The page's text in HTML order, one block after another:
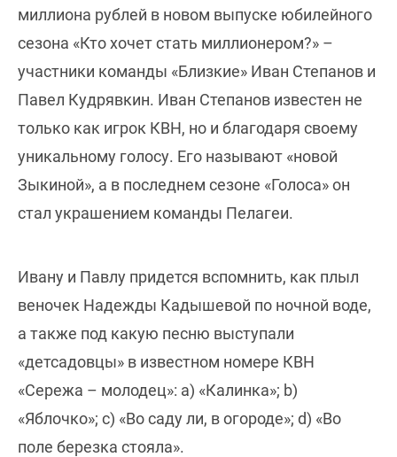
миллиона рублей в новом выпуске юбилейного
сезона «Кто хочет стать миллионером?» –
участники команды «Близкие» Иван Степанов и
Павел Кудрявкин. Иван Степанов известен не
только как игрок КВН, но и благодаря своему
уникальному голосу. Его называют «новой
Зыкиной», а в последнем сезоне «Голоса» он
стал украшением команды Пелагеи.
Ивану и Павлу придется вспомнить, как плыл
веночек Надежды Кадышевой по ночной воде,
а также под какую песню выступали
«детсадовцы» в известном номере КВН
«Сережа – молодец»: a) «Калинка»; b)
«Яблочко»; c) «Во саду ли, в огороде»; d) «Во
поле березка стояла».